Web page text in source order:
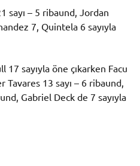
sayı – 5 ribaund, Jordan
7, Quintela 6 sayıyla
17 sayıyla öne çıkarken Facu
Tavares 13 sayı – 6 ribaund,
Gabriel Deck de 7 sayıyla